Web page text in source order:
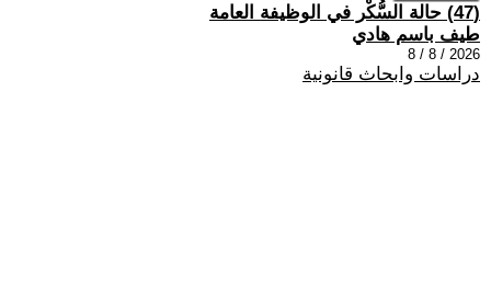
(47) حالة السُّكْر في الوظيفة العامة
طيف باسم هادي
2026 / 8 / 8
دراسات وابحاث قانونية